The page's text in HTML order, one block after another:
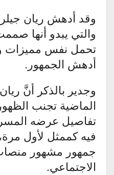
وقد أدهش ريان جيلر
والتي يبدو أنها
تحمل نفس مميزات
أدهش الجمهور.
وجدير بالذكر أنَّ
الماضية تجنب
تفاصيل عرضه
فيه كممثل لأول
جمهور مشهور
الاجتماعي.